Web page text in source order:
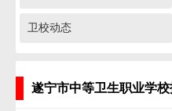
卫校动态
遂宁市中等卫生职业学